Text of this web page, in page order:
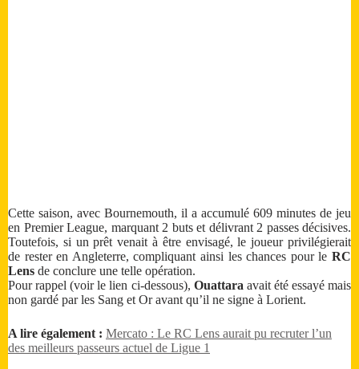
Cette saison, avec Bournemouth, il a accumulé 609 minutes de jeu
en Premier League, marquant 2 buts et délivrant 2 passes décisives.
Toutefois, si un prêt venait à être envisagé, le joueur privilégierait
de rester en Angleterre, compliquant ainsi les chances pour le RC
Lens de conclure une telle opération.
Pour rappel (voir le lien ci-dessous), Ouattara avait été essayé mais
non gardé par les Sang et Or avant qu’il ne signe à Lorient.
A lire également : Mercato : Le RC Lens aurait pu recruter l’un
des meilleurs passeurs actuel de Ligue 1